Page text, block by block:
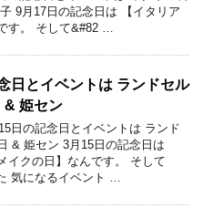
9月17日の記念日は 【イタリア
す。 そして&#82 …
日とイベントは ランドセル
& 姫セン
日の記念日とイベントは ランド
& 姫セン 3月15日の記念日は
イクの日】なんです。 そして
気になるイベント …